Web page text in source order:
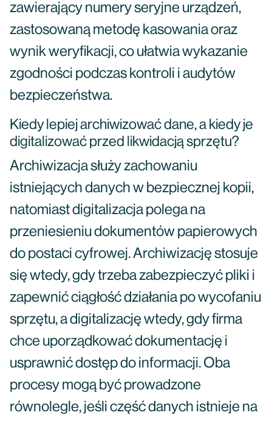
zawierający numery seryjne urządzeń,
zastosowaną metodę kasowania oraz
wynik weryfikacji, co ułatwia wykazanie
zgodności podczas kontroli i audytów
bezpieczeństwa.
Kiedy lepiej archiwizować dane, a kiedy je
digitalizować przed likwidacją sprzętu?
Archiwizacja służy zachowaniu
istniejących danych w bezpiecznej kopii,
natomiast digitalizacja polega na
przeniesieniu dokumentów papierowych
do postaci cyfrowej. Archiwizację stosuje
się wtedy, gdy trzeba zabezpieczyć pliki i
zapewnić ciągłość działania po wycofaniu
sprzętu, a digitalizację wtedy, gdy firma
chce uporządkować dokumentację i
usprawnić dostęp do informacji. Oba
procesy mogą być prowadzone
równolegle, jeśli część danych istnieje na